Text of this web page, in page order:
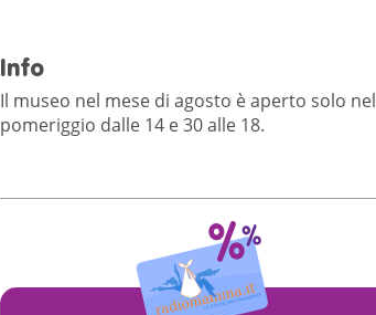
Info
Il museo nel mese di agosto è aperto solo nel
pomeriggio dalle 14 e 30 alle 18.